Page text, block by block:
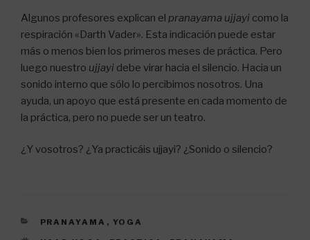
Algunos profesores explican el pranayama ujjayi como la
respiración «Darth Vader». Esta indicación puede estar
más o menos bien los primeros meses de práctica. Pero
luego nuestro ujjayi debe virar hacia el silencio. Hacia un
sonido interno que sólo lo percibimos nosotros. Una
ayuda, un apoyo que está presente en cada momento de
la práctica, pero no puede ser un teatro.
¿Y vosotros? ¿Ya practicáis ujjayi? ¿Sonido o silencio?
CATEGORÍAS
PRANAYAMA , YOGA